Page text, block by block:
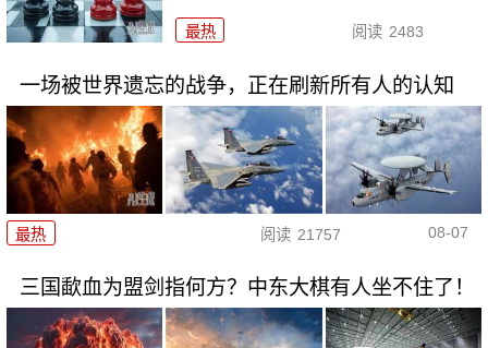
最热 阅读 2483
一场被世界遗忘的战争，正在刷新所有人的认知
最热 阅读 21757 08-07
三国歃血为盟剑指何方？中东大棋有人坐不住了！